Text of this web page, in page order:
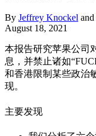
By Jeffrey Knockel and
August 18, 2021
本报告研究苹果公司
息，并禁止诸如
和香港限制某些政治
现。
主要发现